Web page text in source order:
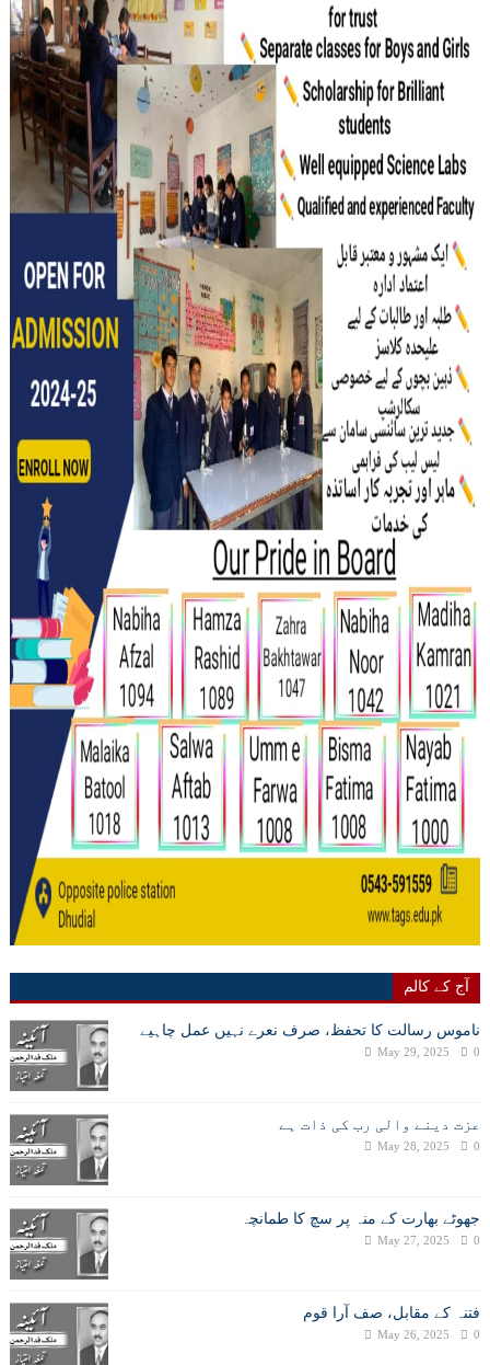
آج کے کالم
ناموس رسالت کا تحفظ، صرف نعرے نہیں عمل چاہیے
May 29, 2025 0
عزت دینے والی رب کی ذات ہے
May 28, 2025 0
جھوٹے بھارت کے منہ پر سچ کا طمانچہ
May 27, 2025 0
فتنہ کے مقابل، صف آرا قوم
May 26, 2025 0